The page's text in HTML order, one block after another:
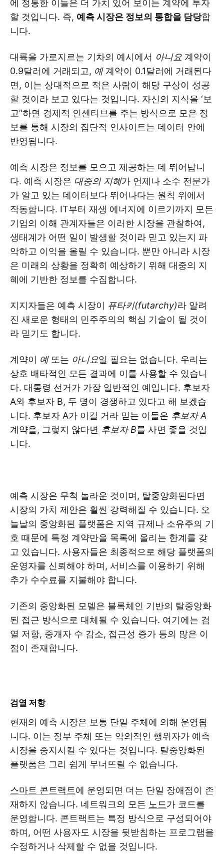
에 정통한 이들은 더 가치 있어 보이는 계약에 투자
할 것입니다. 즉, 예측 시장은 정보의 통합을 담당합
니다.
대륙을 가로지르는 기차의 예시에서 아니요 계약이
0.9달러에 거래되고, 예계약이 0.1달러에 거래된다
면, 이는 상대적으로 적은 사람이 해당 구상이 성공
할 것이라 보고 있다는 것입니다. 자신의 지식을 ‘보
고’'하면 경제적 인센티브를 주는 방식으로 모은 정
보를 통해 시장의 집단적 인사이트는 데이터 안에
반영됩니다.
예측 시장은 정보를 모으고 제공하는 데 뛰어납니
다. 예측 시장은 대중의 지혜가 언제나 소수 전문가
가 알고 있는 데이터보다 뛰어나다는 원칙 위에서
작동합니다. IT부터 재생 에너지에 이르기까지 모든
기업의 이해 관계자들은 이러한 시장을 관찰하여,
생태계가 어떤 일이 발생할 것이라 믿고 있는지 파
악하고 이익을 올릴 수 있습니다. 뿐만 아니라 시장
은 미래의 상황을 정확히 예상하기 위해 대중의 지
혜에 기반한 정보를 수집합니다.
지지자들은 예측 시장이 퓨타키(futarchy)라 알려
진 새로운 형태의 민주주의의 핵심 기술이 될 것이
라 믿기도 합니다.
계약이 예또는 아니요일 필요는 없습니다. 우리는
상호 배타적인 모든 결과에 이를 사용할 수 있습니
다. 대통령 선거가 가장 일반적인 예입니다. 후보자
A와 후보자 B, 두 명이 경쟁하고 있다고 해 보겠습
니다. 후보자 A가 이길 거라 믿는 이들은 후보자 A
계약을, 그렇지 않다면 후보자 B를 사면 좋을 것입
니다.
예측 시장은 무척 놀라운 것이며, 탈중앙화된다면
시장의 가치 제안은 훨씬 강력해질 수 있습니다. 오
늘날의 중앙화된 플랫폼은 지역 규제나 소유주의 기
호 때문에 특정 계약만을 목록에 올리는 한계를 갖
고 있습니다. 사용자들은 최종적으로 해당 플랫폼의
운영자를 신뢰해야 하며, 서비스를 이용하기 위해
추가 수수료를 지불해야 합니다.
기존의 중앙화된 모델은 블록체인 기반의 탈중앙화
된 접근 방식으로 대체될 수 있습니다. 여기에는 검
열 저항, 중개자 수 감소, 접근성 증가 등의 많은 이
점이 존재합니다.
검열 저항
현재의 예측 시장은 보통 단일 주체에 의해 운영됩
니다. 이는 정부 주체 또는 악의적인 행위자가 예측
시장을 중지시킬 수 있다는 것입니다. 탈중앙화된
플랫폼은 그리 쉽게 무너뜨릴 수 없습니다.
스마트 콘트랙트에 운영되면 더는 단일 장애점이 존
재하지 않습니다. 네트워크의 모든 노드가 코드를
운영합니다. 콘트랙트는 특정 방식으로 구성되어야
하며, 어떤 사용자도 시장을 뒷받침하는 프로그램을
수정하거나 삭제할 수 없을 것입니다.